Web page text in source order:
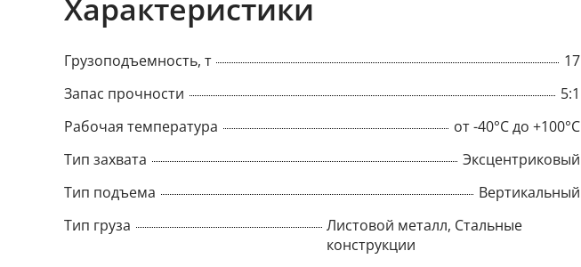
максимального WLL
Характеристики
Грузоподъемность, т
17
Запас прочности
5:1
Рабочая температура
от -40°C до +100°C
Тип захвата
Эксцентриковый
Тип подъема
Вертикальный
Тип груза
Листовой металл, Стальные
конструкции